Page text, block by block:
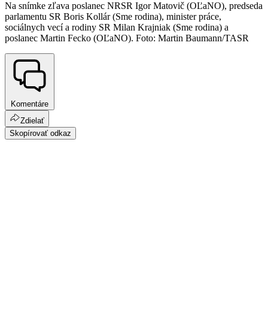
Na snímke zľava poslanec NRSR Igor Matovič (OĽaNO), predseda
parlamentu SR Boris Kollár (Sme rodina), minister práce,
sociálnych vecí a rodiny SR Milan Krajniak (Sme rodina) a
poslanec Martin Fecko (OĽaNO). Foto: Martin Baumann/TASR
Komentáre
Zdielať
Skopírovať odkaz